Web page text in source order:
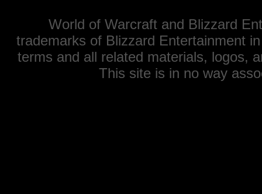
World of Warcraft and Blizzard
trademarks of Blizzard Entertainment
terms and all related materials, logos,
This site is in no way